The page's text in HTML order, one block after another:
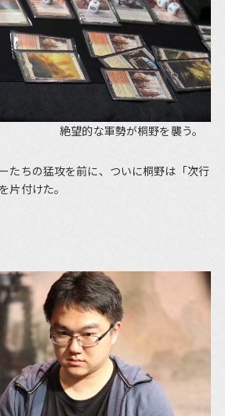
絶望的な軍勢が桐野を襲う。
たちの猛攻を前に、ついに桐野は「次行
片付けた。